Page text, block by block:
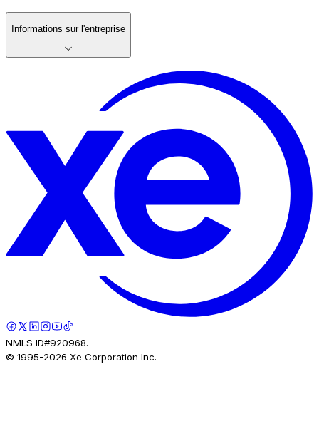
Informations sur l'entreprise
NMLS ID#920968.
© 1995-2026 Xe Corporation Inc.